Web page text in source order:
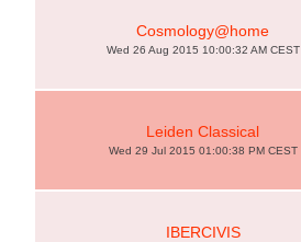
Cosmology@home
Wed 26 Aug 2015 10:00:32 AM CEST
Leiden Classical
Wed 29 Jul 2015 01:00:38 PM CEST
IBERCIVIS